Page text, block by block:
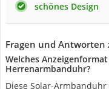
schönes Design
Fragen und Antworten
Welches
Herrenarmbanduhr?
Diese Solar-